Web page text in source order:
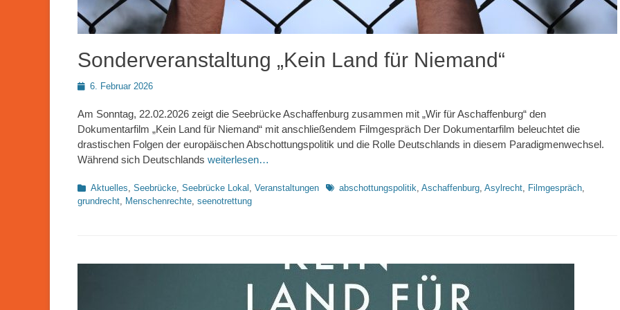
Sonderveranstaltung „Kein Land für Niemand“
Posted6. Februar 2026
Am Sonntag, 22.02.2026 zeigt die Seebrücke Aschaffenburg zusammen mit „Wir für Aschaffenburg“ den
Dokumentarfilm „Kein Land für Niemand“ mit anschließendem Filmgespräch Der Dokumentarfilm beleuchtet die
drastischen Folgen der europäischen Abschottungspolitik und die Rolle Deutschlands in diesem Paradigmenwechsel.
Während sich Deutschlands weiterlesen…
Kategorien
Aktuelles, Seebrücke, Seebrücke Lokal , Veranstaltungen Schlagworte
abschottungspolitik, Aschaffenburg, Asylrecht, Filmgespräch,
grundrecht, Menschenrechte, seenotrettung